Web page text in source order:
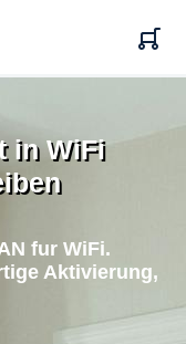
in WiFi
fur WiFi.
Aktivierung,